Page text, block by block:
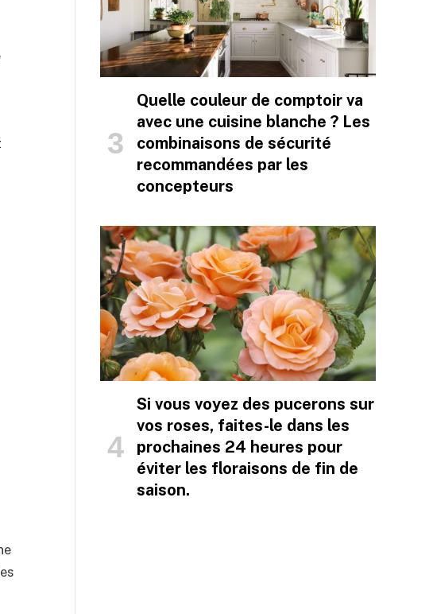
Quelle couleur de comptoir va
avec une cuisine blanche ? Les
combinaisons de sécurité
recommandées par les
concepteurs
Si vous voyez des pucerons sur
vos roses, faites-le dans les
prochaines 24 heures pour
éviter les floraisons de fin de
saison.